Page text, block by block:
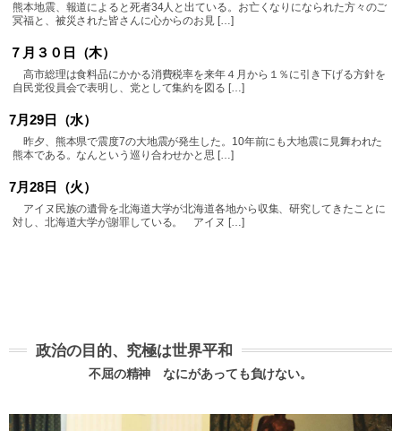
熊本地震、報道によると死者34人と出ている。お亡くなりになられた方々のご
冥福と、被災された皆さんに心からのお見 […]
７月３０日（木）
高市総理は食料品にかかる消費税率を来年４月から１％に引き下げる方針を
自民党役員会で表明し、党として集約を図る […]
7月29日（水）
昨夕、熊本県で震度7の大地震が発生した。10年前にも大地震に見舞われた
熊本である。なんという巡り合わせかと思 […]
7月28日（火）
アイヌ民族の遺骨を北海道大学が北海道各地から収集、研究してきたことに
対し、北海道大学が謝罪している。 アイヌ […]
政治の目的、究極は世界平和
不屈の精神 なにがあっても負けない。